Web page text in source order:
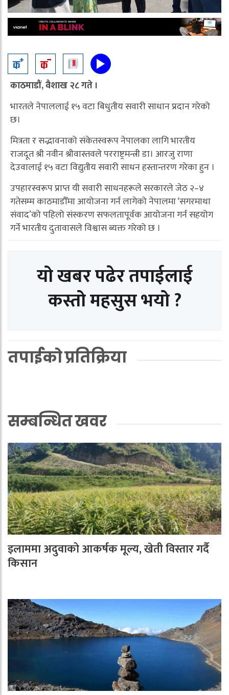
काठमाडौं, वैशाख २८ गते ।
भारतले नेपाललाई १५ वटा बिधुतीय सवारी साधान प्रदान गरेको
छ।
मित्रता र सद्भावनाको संकेतस्वरूप नेपालका लागि भारतीय
राजदूत श्री नवीन श्रीवास्तवले परराष्ट्रमन्त्री डा। आरजु राणा
देउवालाई १५ वटा विद्युतीय सवारी साधन हस्तान्तरण गरेका हुन ।
उपहारस्वरूप प्राप्त यी सवारी साधनहरूले सरकारले जेठ २–४
गतेसम्म काठमाडौँमा आयोजना गर्न लागेको नेपालमा ‘सगरमाथा
संवाद’को पहिलो संस्करण सफलतापूर्वक आयोजना गर्न सहयोग
गर्ने भारतीय दुतावासले विश्वास ब्यक्त गरेको छ ।
यो खबर पढेर तपाईलाई
कस्तो महसुस भयो ?
तपाईको प्रतिक्रिया
सम्बन्धित खवर
इलाममा अदुवाको आकर्षक मूल्य, खेती विस्तार गर्दै
किसान